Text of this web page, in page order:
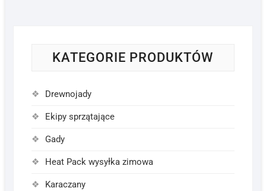
KATEGORIE PRODUKTÓW
Drewnojady
Ekipy sprzątające
Gady
Heat Pack wysyłka zimowa
Karaczany